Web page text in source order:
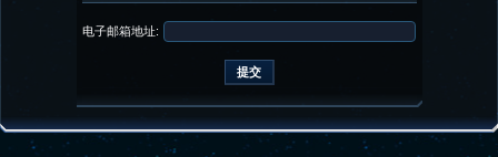
电子邮箱地址: